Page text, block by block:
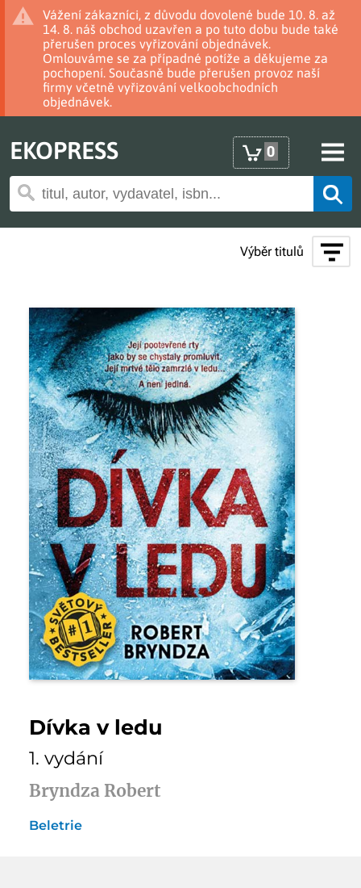
Vážení zákazníci, z důvodu dovolené bude 10. 8. až
14. 8. náš obchod uzavřen a po tuto dobu bude také
přerušen proces vyřizování objednávek.
Omlouváme se za případné potíže a děkujeme za
pochopení. Současně bude přerušen provoz naší
firmy včetně vyřizování velkoobchodních
objednávek.
EKOPRESS 0
Výběr titulů
Dívka v ledu
1. vydání
Bryndza Robert
Beletrie